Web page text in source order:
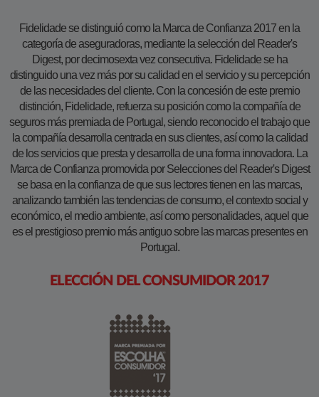
Fidelidade se distinguió como la Marca de Confianza 2017 en la
categoría de aseguradoras, mediante la selección del Reader's
Digest, por decimosexta vez consecutiva. Fidelidade se ha
distinguido una vez más por su calidad en el servicio y su percepción
de las necesidades del cliente. Con la concesión de este premio
distinción, Fidelidade, refuerza su posición como la compañía de
seguros más premiada de Portugal, siendo reconocido el trabajo que
la compañía desarrolla centrada en sus clientes, así como la calidad
de los servicios que presta y desarrolla de una forma innovadora. La
Marca de Confianza promovida por Selecciones del Reader's Digest
se basa en la confianza de que sus lectores tienen en las marcas,
analizando también las tendencias de consumo, el contexto social y
económico, el medio ambiente, así como personalidades, aquel que
es el prestigioso premio más antiguo sobre las marcas presentes en
Portugal.
ELECCIÓN DEL CONSUMIDOR 2017​